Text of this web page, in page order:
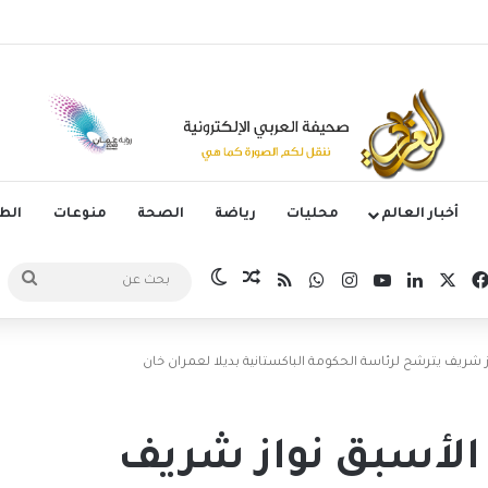
يستضيف قمة إسبانيا وإنجلترا في دوري الأمم الأوروبية
أخبار العالم محليات رياضة الصحة منوعات
فيسبوكلينكدإن‫YouTubeانستقرام
واتسابملخص الموقع RSS
مقال عشوائي
الوضع المظلم
عن
شريف يترشح لرئاسة الحكومة الباكستانية بديلا لعمران خان
نواز شريف